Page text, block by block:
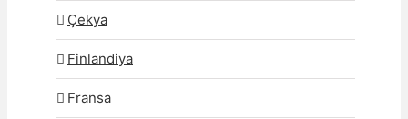
Çekya
Finlandiya
Fransa